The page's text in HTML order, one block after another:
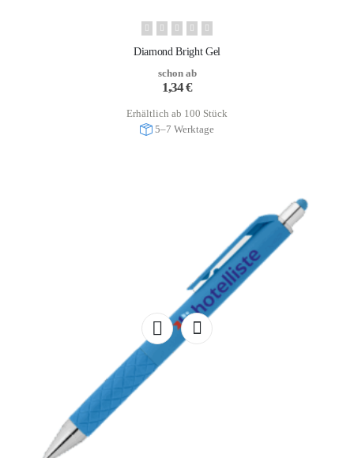
Diamond Bright Gel
schon ab
1,34€
Erhältlich ab 100 Stück
5–7 Werktage